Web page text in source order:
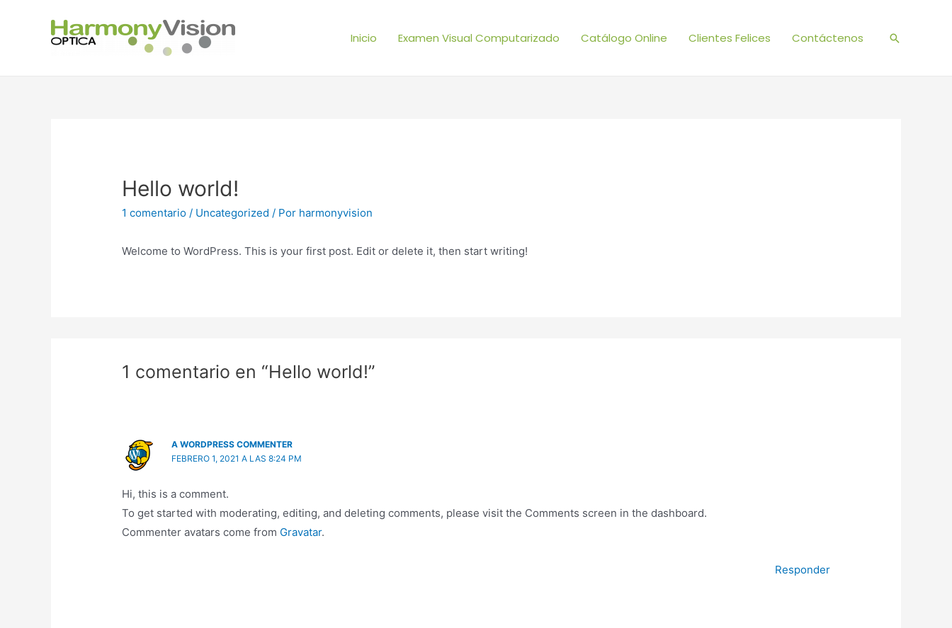
Inicio Examen Visual Computarizado Catálogo Online Clientes Felices Contáctenos Buscar
Hello world!
1 comentario / Uncategorized / Por harmonyvision
Welcome to WordPress. This is your first post. Edit or delete it, then start writing!
1 comentario en “Hello world!”
A WORDPRESS COMMENTER
FEBRERO 1, 2021 A LAS 8:24 PM
Hi, this is a comment.
To get started with moderating, editing, and deleting comments, please visit the Comments screen in the dashboard.
Commenter avatars come from Gravatar.
Responder